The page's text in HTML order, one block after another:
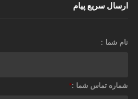
ارسال سریع پیام
نام شما :
شماره تماس شما :*